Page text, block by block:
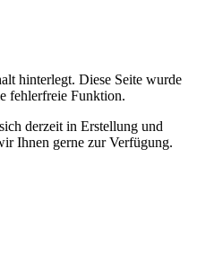
hinterlegt. Diese Seite wurde
fehlerfreie Funktion.
derzeit in Erstellung und
Ihnen gerne zur Verfügung.